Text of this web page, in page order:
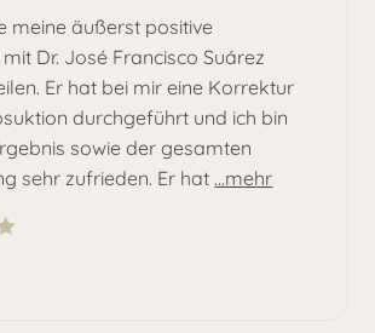
meine äußerst positive
Dr. José Francisco Suárez
Er hat bei mir eine Korrektur
durchgeführt und ich bin
sowie der gesamten
sehr zufrieden. Er hat ...mehr